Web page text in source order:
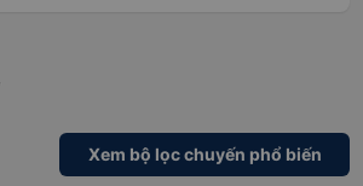
Xem bộ lọc chuyến phổ biến